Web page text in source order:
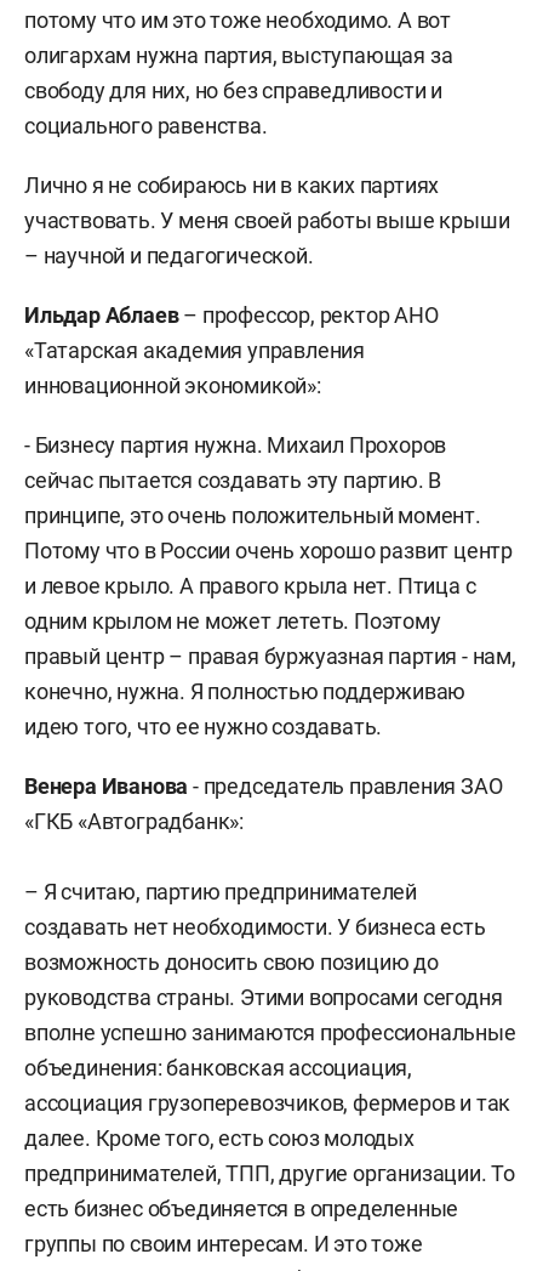
потому что им это тоже необходимо. А вот
олигархам нужна партия, выступающая за
свободу для них, но без справедливости и
социального равенства.
Лично я не собираюсь ни в каких партиях
участвовать. У меня своей работы выше крыши
– научной и педагогической.
Ильдар Аблаев– профессор, ректор АНО
«Татарская академия управления
инновационной экономикой»:
- Бизнесу партия нужна. Михаил Прохоров
сейчас пытается создавать эту партию. В
принципе, это очень положительный момент.
Потому что в России очень хорошо развит центр
и левое крыло. А правого крыла нет. Птица с
одним крылом не может лететь. Поэтому
правый центр – правая буржуазная партия - нам,
конечно, нужна. Я полностью поддерживаю
идею того, что ее нужно создавать.
Венера Иванова - председатель правления ЗАО
«ГКБ «Автоградбанк»:
– Я считаю, партию предпринимателей
создавать нет необходимости. У бизнеса есть
возможность доносить свою позицию до
руководства страны. Этими вопросами сегодня
вполне успешно занимаются профессиональные
объединения: банковская ассоциация,
ассоциация грузоперевозчиков, фермеров и так
далее. Кроме того, есть союз молодых
предпринимателей, ТПП, другие организации. То
есть бизнес объединяется в определенные
группы по своим интересам. И это тоже